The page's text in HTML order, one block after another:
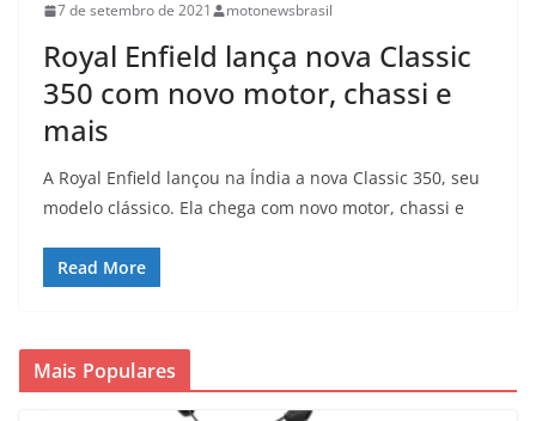
7 de setembro de 2021 motonewsbrasil
Royal Enfield lança nova Classic
350 com novo motor, chassi e
mais
A Royal Enfield lançou na Índia a nova Classic 350, seu
modelo clássico. Ela chega com novo motor, chassi e
Read More
Mais Populares